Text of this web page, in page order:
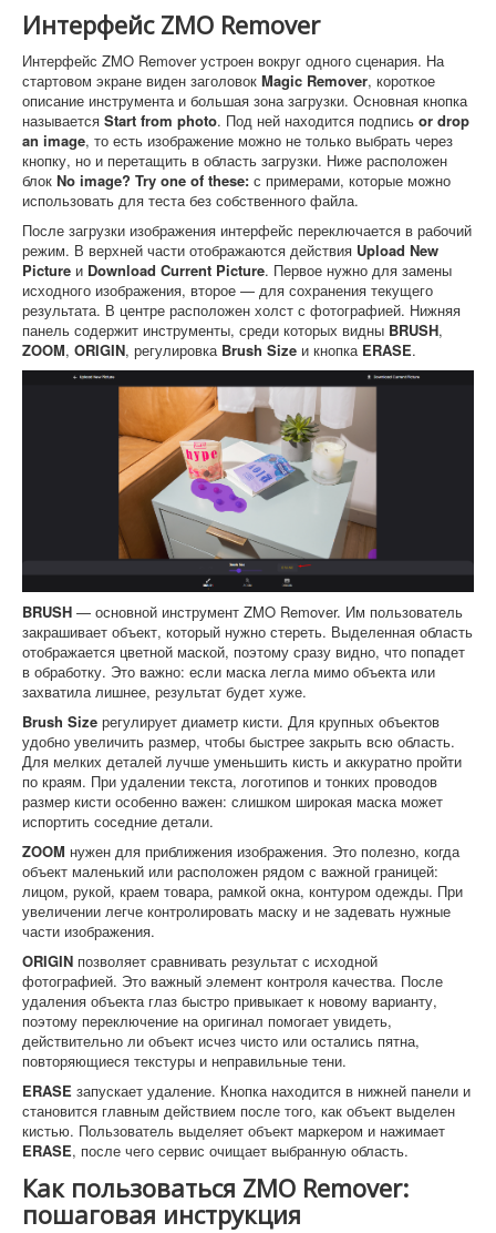
Интерфейс ZMO Remover
Интерфейс ZMO Remover устроен вокруг одного сценария. На
стартовом экране виден заголовок Magic Remover, короткое
описание инструмента и большая зона загрузки. Основная кнопка
называется Start from photo. Под ней находится подпись or drop
an image, то есть изображение можно не только выбрать через
кнопку, но и перетащить в область загрузки. Ниже расположен
блок No image? Try one of these: с примерами, которые можно
использовать для теста без собственного файла.
После загрузки изображения интерфейс переключается в рабочий
режим. В верхней части отображаются действия Upload New
Picture и Download Current Picture. Первое нужно для замены
исходного изображения, второе — для сохранения текущего
результата. В центре расположен холст с фотографией. Нижняя
панель содержит инструменты, среди которых видны BRUSH,
ZOOM, ORIGIN, регулировка Brush Size и кнопка ERASE.
BRUSH — основной инструмент ZMO Remover. Им пользователь
закрашивает объект, который нужно стереть. Выделенная область
отображается цветной маской, поэтому сразу видно, что попадет
в обработку. Это важно: если маска легла мимо объекта или
захватила лишнее, результат будет хуже.
Brush Size регулирует диаметр кисти. Для крупных объектов
удобно увеличить размер, чтобы быстрее закрыть всю область.
Для мелких деталей лучше уменьшить кисть и аккуратно пройти
по краям. При удалении текста, логотипов и тонких проводов
размер кисти особенно важен: слишком широкая маска может
испортить соседние детали.
ZOOM нужен для приближения изображения. Это полезно, когда
объект маленький или расположен рядом с важной границей:
лицом, рукой, краем товара, рамкой окна, контуром одежды. При
увеличении легче контролировать маску и не задевать нужные
части изображения.
ORIGIN позволяет сравнивать результат с исходной
фотографией. Это важный элемент контроля качества. После
удаления объекта глаз быстро привыкает к новому варианту,
поэтому переключение на оригинал помогает увидеть,
действительно ли объект исчез чисто или остались пятна,
повторяющиеся текстуры и неправильные тени.
ERASE запускает удаление. Кнопка находится в нижней панели и
становится главным действием после того, как объект выделен
кистью. Пользователь выделяет объект маркером и нажимает
ERASE, после чего сервис очищает выбранную область.
Как пользоваться ZMO Remover:
пошаговая инструкция